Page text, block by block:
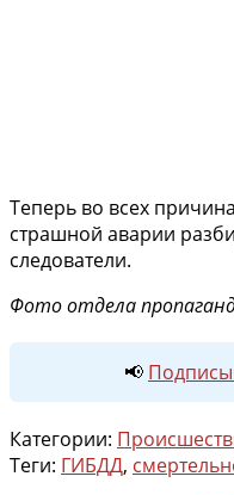
Теперь во всех
страшной аварии
следователи.
Фото отдела
📢
Категории:
Теги: ГИБДД,